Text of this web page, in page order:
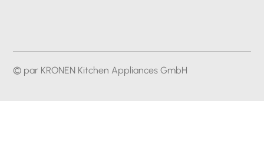
© par KRONEN Kitchen Appliances GmbH